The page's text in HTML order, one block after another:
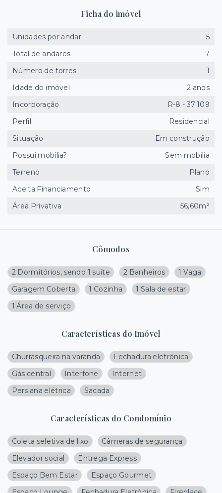
Cômodos
2 Dormitórios, sendo 1 suíte 2 Banheiros
1 Vaga
Garagem Coberta
1 Cozinha
1 Sala de estar
1 Área de serviço
Características do Imóvel
Churrasqueira na varanda
Fechadura eletrônica
Gás central
Interfone
Internet
Persiana elétrica
Sacada
Características do Condomínio
Coleta seletiva de lixo
Câmeras de segurança
Elevador social
Entrega Express
Espaço Bem Estar
Espaço Gourmet
Ficha do imóvel
Unidades por andar
5
Total de andares
7
Número de torres
1
Idade do imóvel
2 anos
Incorporação
R-8 - 37.109
Perfil
Residencial
Situação
Em construção
Possui mobília?
Sem mobília
Terreno
Plano
Aceita Financiamento
Sim
Área Privativa
56,60m²